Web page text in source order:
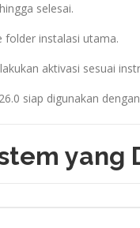
selesai.
folder instalasi utama.
aktivasi sesuai
siap digunakan
yang